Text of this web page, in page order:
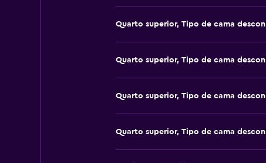
Quarto superior, Tipo de cama
Quarto superior, Tipo de cama
Quarto superior, Tipo de cama
Quarto superior, Tipo de cama